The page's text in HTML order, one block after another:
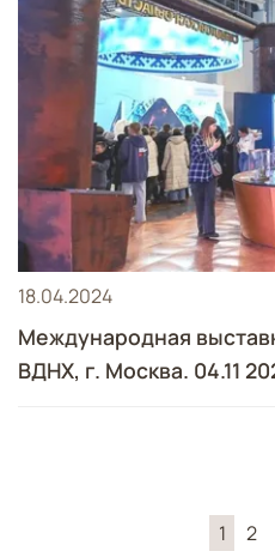
18.04.2024
Международная
ВДНХ, г. Москва. 04.11
1 2